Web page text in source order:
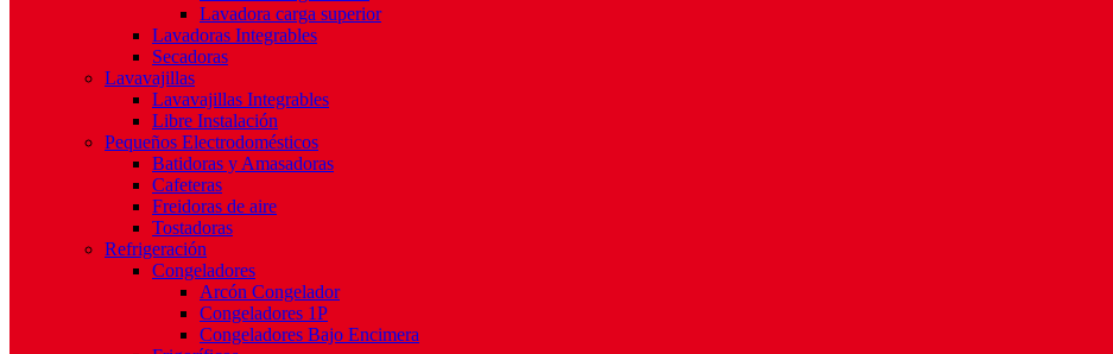
Lavadora carga superior
Lavadoras Integrables
Secadoras
Lavavajillas
Lavavajillas Integrables
Libre Instalación
Pequeños Electrodomésticos
Batidoras y Amasadoras
Cafeteras
Freidoras de aire
Tostadoras
Refrigeración
Congeladores
Arcón Congelador
Congeladores 1P
Congeladores Bajo Encimera